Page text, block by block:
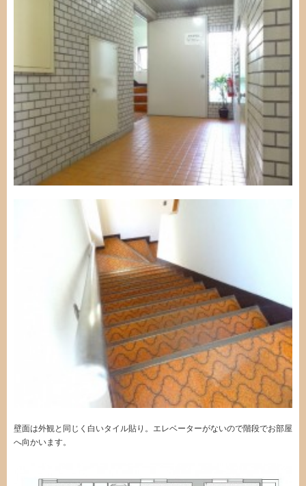
壁面は外観と同じく白いタイル貼り。エレベーターがないので階段でお部屋
へ向かいます。